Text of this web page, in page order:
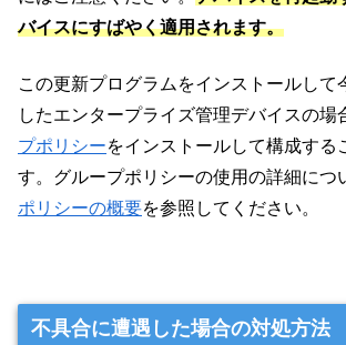
バイスにすばやく適用されます。
この更新プログラムをインストールして
したエンタープライズ管理デバイスの場
プポリシーをインストールして構成する
す。グループポリシーの使用の詳細につ
ポリシーの概要を参照してください。
不具合に遭遇した場合の対処方法